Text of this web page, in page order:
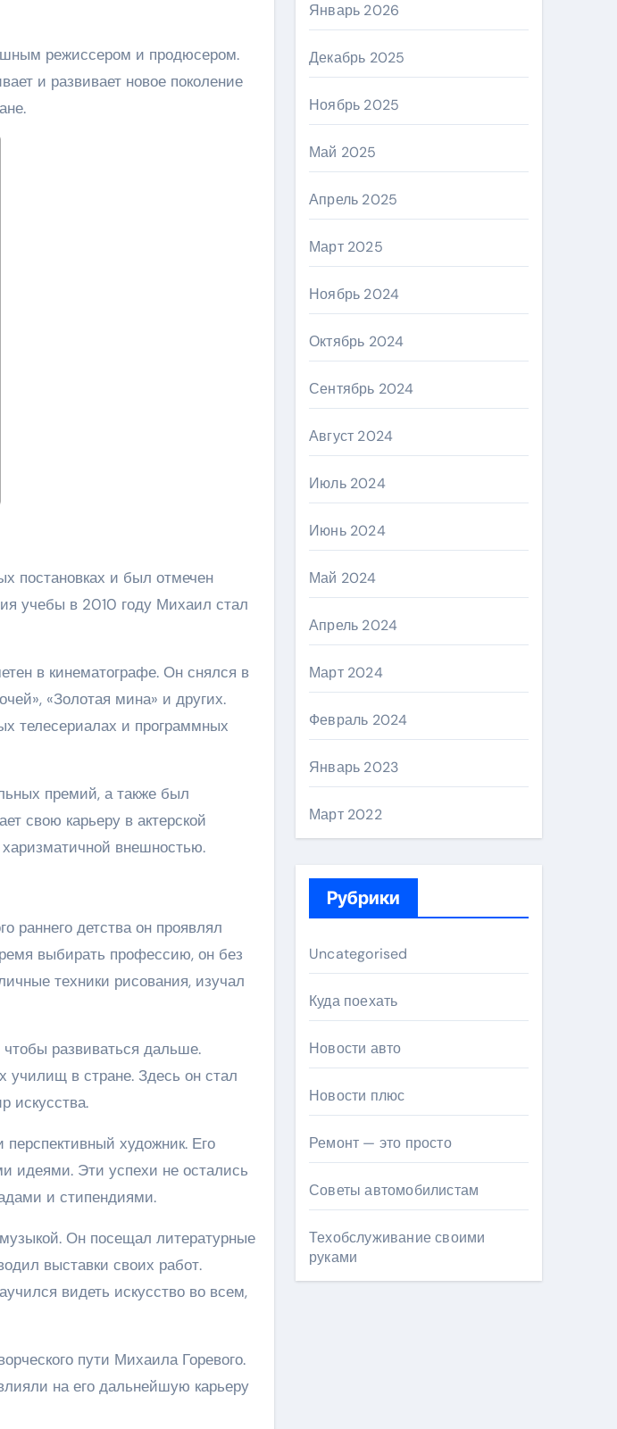
режиссером и продюсером.
и развивает новое поколение
постановках и был отмечен
учебы в 2010 году Михаил стал
в кинематографе. Он снялся в
«Золотая мина» и других.
телесериалах и программных
премий, а также был
свою карьеру в актерской
внешностью.
раннего детства он проявлял
выбирать профессию, он без
техники рисования, изучал
развиваться дальше.
в стране. Здесь он стал
искусства.
художник. Его
идеями. Эти успехи не остались
и стипендиями.
Он посещал литературные
выставки своих работ.
видеть искусство во всем,
пути Михаила Горевого.
на его дальнейшую карьеру
Январь 2026
Декабрь 2025
Ноябрь 2025
Май 2025
Апрель 2025
Март 2025
Ноябрь 2024
Октябрь 2024
Сентябрь 2024
Август 2024
Июль 2024
Июнь 2024
Май 2024
Апрель 2024
Март 2024
Февраль 2024
Январь 2023
Март 2022
Рубрики
Uncategorised
Куда поехать
Новости авто
Новости плюс
Ремонт — это просто
Советы автомобилистам
Техобслуживание своими
руками